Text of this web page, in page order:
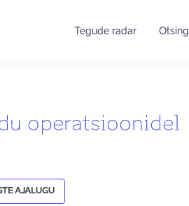
Tegude radar Otsing
operatsioonidel
AJALUGU